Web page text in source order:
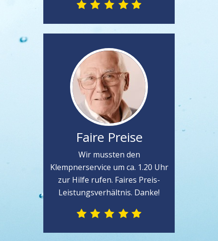
Faire Preise
Wir mussten den
Klempnerservice um ca. 1.20 Uhr
zur Hilfe rufen. Faires Preis-
Leistungsverhältnis. Danke!